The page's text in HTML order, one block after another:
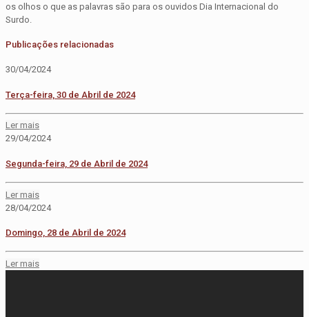
os olhos o que as palavras são para os ouvidos Dia Internacional do
Surdo.
Publicações relacionadas
30/04/2024
Terça-feira, 30 de Abril de 2024
Ler mais
29/04/2024
Segunda-feira, 29 de Abril de 2024
Ler mais
28/04/2024
Domingo, 28 de Abril de 2024
Ler mais